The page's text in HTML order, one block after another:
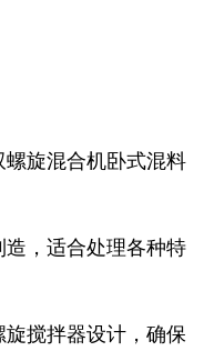
旋混合机卧式混料
，适合处理各种特
搅拌器设计，确保